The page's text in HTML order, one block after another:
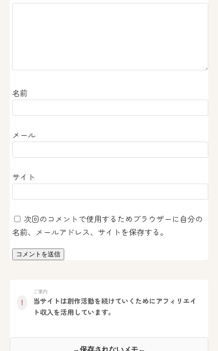
ョ
名前
メール
サイト
次回のコメントで使用するためブラウザーに自分の
名前、メールアドレス、サイトを保存する。
！
ご案内
当サイトは創作活動を続けていくためにアフィリエイ
ト収入を活用しています。